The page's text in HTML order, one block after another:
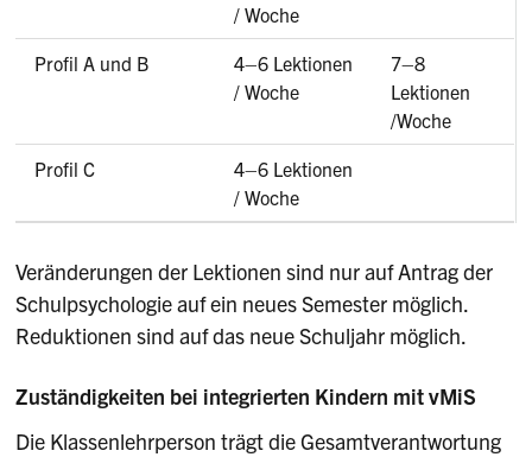
/ Woche
Profil A und B
4–6 Lektionen
/ Woche
7–8
Lektionen
/Woche
Profil C
4–6 Lektionen
/ Woche
Veränderungen der Lektionen sind nur auf Antrag der
Schulpsychologie auf ein neues Semester möglich.
Reduktionen sind auf das neue Schuljahr möglich.
Zuständigkeiten bei integrierten Kindern mit vMiS
Die Klassenlehrperson trägt die Gesamtverantwortung